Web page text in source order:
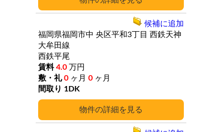
詳細
福岡県福岡市中 央区平和3丁目 西鉄天神
大牟田線
西鉄平尾
4.0 万円
0 ヶ月 0 ヶ月
1DK
候補に追加